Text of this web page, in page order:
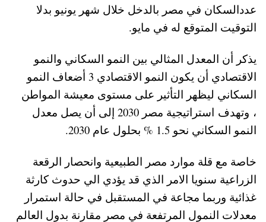
عددالسكان في مصر بالدخل خلال شهر يونيو بدلا
التوقيت المتوقع له في مايو.
يذكر أن المعدل المثالي بين النمو السكاني والنمو
الاقتصادي أن يكون النمو الاقتصادي 3 أضعاف النمو
السكاني ليظهر التأثير على مستوى معيشة المواطن
، وتهدف استراتيجية مصر 2030 إلى أن يصل معدل
النمو السكاني نحو 1.5 % بحلول عام 2030.
خاصة مع قلة موارد مصر الطبيعية وانحصار الرقعة
الزراعية سنويا الامر الذي قد يؤدي الي حدوث كارثة
غذائية وربما مجاعة في المستقبل في حالة استمرار
معدلات النمول المرتفعة في مصر مقارنة بدول العالم